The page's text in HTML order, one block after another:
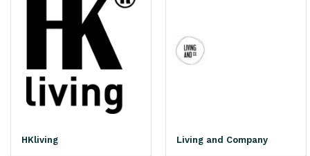
HKliving Living and Company